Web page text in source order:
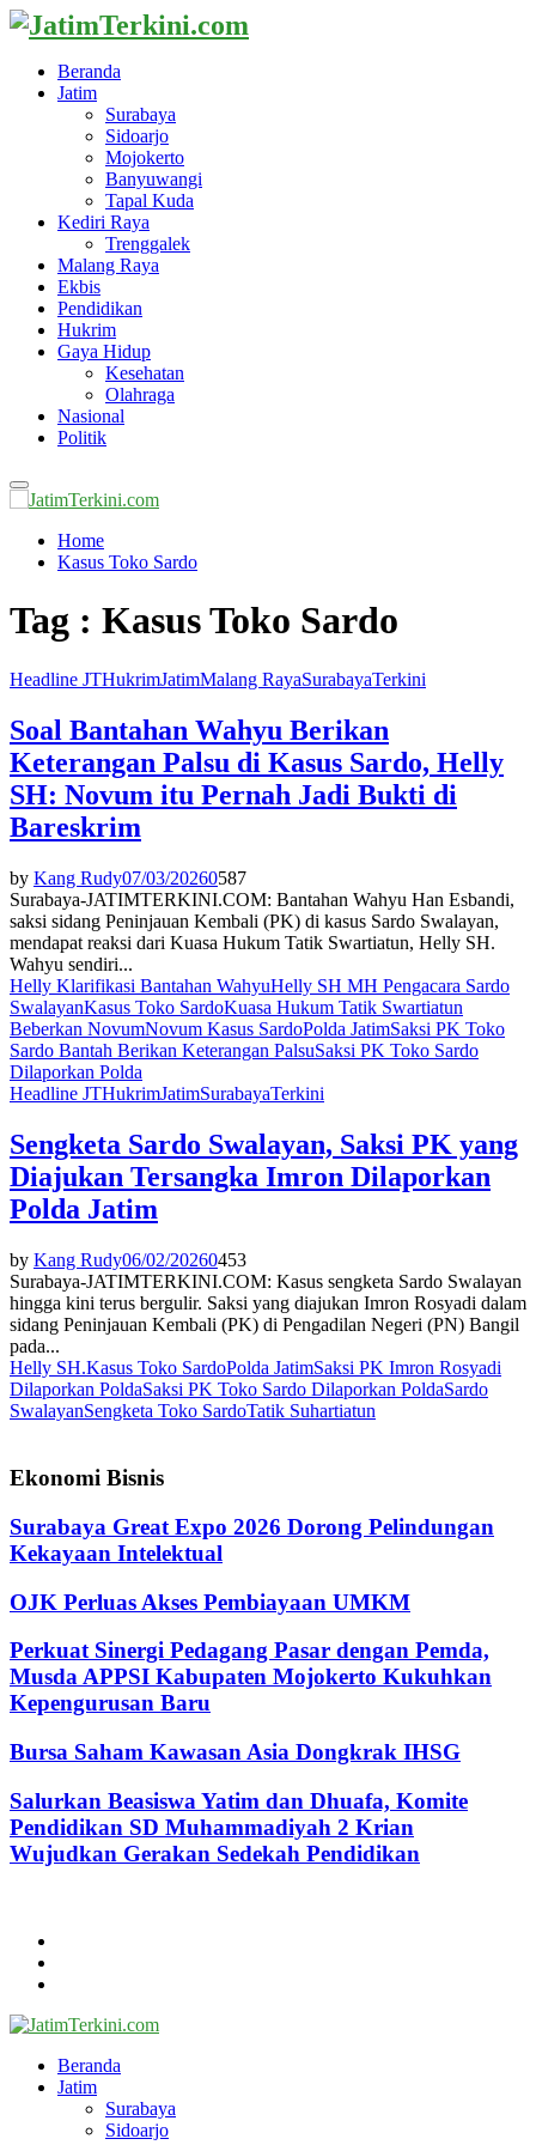
Beranda
Jatim
Surabaya
Sidoarjo
Mojokerto
Banyuwangi
Tapal Kuda
Kediri Raya
Trenggalek
Malang Raya
Ekbis
Pendidikan
Hukrim
Gaya Hidup
Kesehatan
Olahraga
Nasional
Politik
Primary
Menu
Home
Kasus Toko Sardo
Tag : Kasus Toko Sardo
Headline JTHukrimJatimMalang RayaSurabayaTerkini
Soal Bantahan Wahyu Berikan
Keterangan Palsu di Kasus Sardo, Helly
SH: Novum itu Pernah Jadi Bukti di
Bareskrim
by Kang Rudy07/03/20260587
Surabaya-JATIMTERKINI.COM: Bantahan Wahyu Han Esbandi,
saksi sidang Peninjauan Kembali (PK) di kasus Sardo Swalayan,
mendapat reaksi dari Kuasa Hukum Tatik Swartiatun, Helly SH.
Wahyu sendiri...
Helly Klarifikasi Bantahan WahyuHelly SH MH Pengacara Sardo
SwalayanKasus Toko SardoKuasa Hukum Tatik Swartiatun
Beberkan NovumNovum Kasus SardoPolda JatimSaksi PK Toko
Sardo Bantah Berikan Keterangan PalsuSaksi PK Toko Sardo
Dilaporkan Polda
Headline JTHukrimJatimSurabayaTerkini
Sengketa Sardo Swalayan, Saksi PK yang
Diajukan Tersangka Imron Dilaporkan
Polda Jatim
by Kang Rudy06/02/20260453
Surabaya-JATIMTERKINI.COM: Kasus sengketa Sardo Swalayan
hingga kini terus bergulir. Saksi yang diajukan Imron Rosyadi dalam
sidang Peninjauan Kembali (PK) di Pengadilan Negeri (PN) Bangil
pada...
Helly SH.Kasus Toko SardoPolda JatimSaksi PK Imron Rosyadi
Dilaporkan PoldaSaksi PK Toko Sardo Dilaporkan PoldaSardo
SwalayanSengketa Toko SardoTatik Suhartiatun
Ekonomi Bisnis
Surabaya Great Expo 2026 Dorong Pelindungan
Kekayaan Intelektual
OJK Perluas Akses Pembiayaan UMKM
Perkuat Sinergi Pedagang Pasar dengan Pemda,
Musda APPSI Kabupaten Mojokerto Kukuhkan
Kepengurusan Baru
Bursa Saham Kawasan Asia Dongkrak IHSG
Salurkan Beasiswa Yatim dan Dhuafa, Komite
Pendidikan SD Muhammadiyah 2 Krian
Wujudkan Gerakan Sedekah Pendidikan
Beranda
Jatim
Surabaya
Sidoarjo